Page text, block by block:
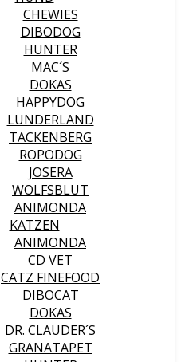
CHEWIES
DIBODOG
HUNTER
MAC´S
DOKAS
HAPPYDOG
LUNDERLAND
TACKENBERG
ROPODOG
JOSERA
WOLFSBLUT
ANIMONDA
KATZEN
ANIMONDA
CD VET
CATZ FINEFOOD
DIBOCAT
DOKAS
DR. CLAUDER´S
GRANATAPET